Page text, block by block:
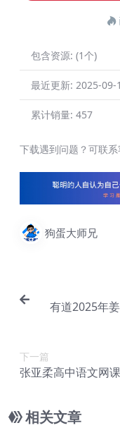
包含资源: (1个)
最近更新: 2025-09-
累计销量: 457
下载遇到问题？可联
狗蛋大师兄
有道2025年
下一篇
张亚柔高中语文网
相关文章